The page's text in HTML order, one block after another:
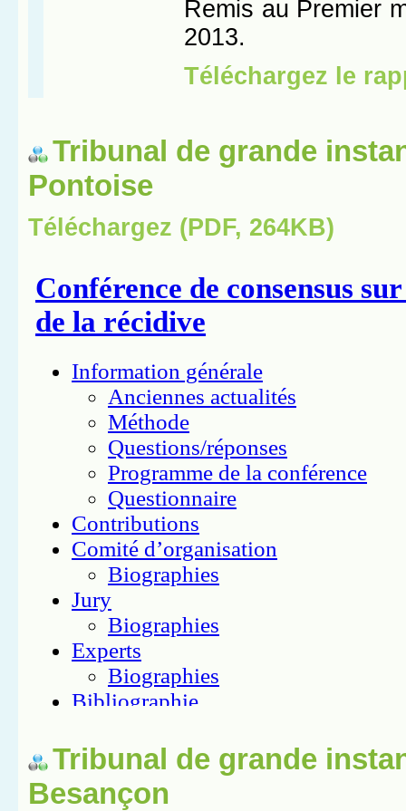
Tribunal de grande
Pontoise
Téléchargez (PDF, 264KB)
Tribunal de grande
Besançon